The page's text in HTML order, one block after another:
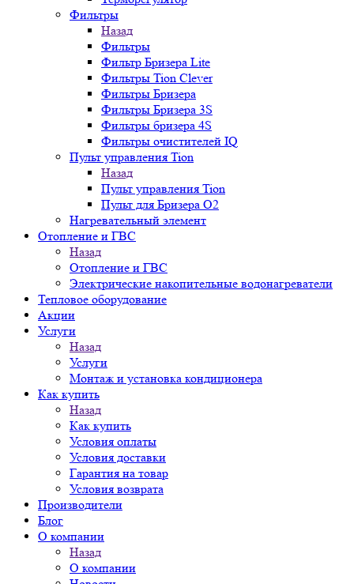
Фильтры
Назад
Фильтры
Фильтр Бризера Lite
Фильтры Tion Clever
Фильтры Бризера
Фильтры Бризера 3S
Фильтры бризера 4S
Фильтры очистителей IQ
Пульт управления Tion
Назад
Пульт управления Tion
Пульт для Бризера O2
Нагревательный элемент
Отопление и ГВС
Назад
Отопление и ГВС
Электрические накопительные водонагреватели
Тепловое оборудование
Акции
Услуги
Назад
Услуги
Монтаж и установка кондиционера
Как купить
Назад
Как купить
Условия оплаты
Условия доставки
Гарантия на товар
Условия возврата
Производители
Блог
О компании
Назад
О компании